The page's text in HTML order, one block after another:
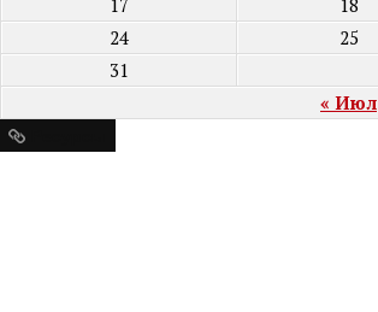
« Июл
17
18
24
25
31